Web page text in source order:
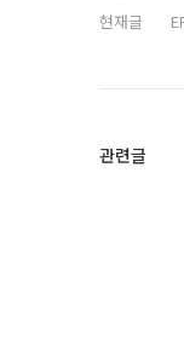
현재글
관련글